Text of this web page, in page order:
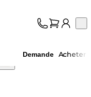
Demande Acheter